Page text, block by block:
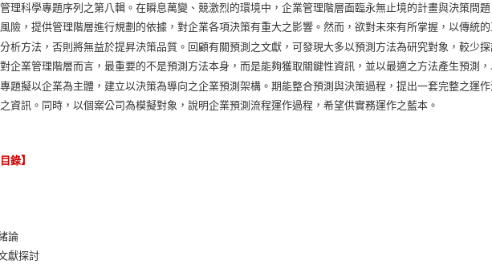
理科學專題序列之第八輯。在瞬息萬變、競激烈的環境中，企業管理階層面臨永無止境的計畫與決策問
險，提供管理階層進行規劃的依據，對企業各項決策有重大之影響。然而，欲對未來有所掌握，以傳統
析方法，否則將無益於提昇決策品質。回顧有關預測之文獻，可發現大多以預測方法為研究對象，較少
企業管理階層而言，最重要的不是預測方法本身，而是能夠獲取關鍵性資訊，並以最適之方法產生預測
題擬以企業為主體，建立以決策為導向之企業預測架構。期能整合預測與決策過程，提出一套完整之運
資訊。同時，以個案公司為模擬對象，說明企業預測流程運作過程，希望供實務運作之藍本。
錄】
論
獻探討